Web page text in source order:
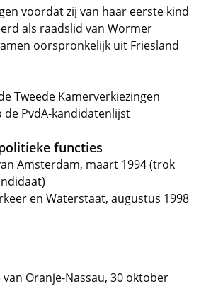
voordat zij van haar eerste kind
als raadslid van Wormer
oorspronkelijk uit Friesland
Tweede Kamerverkiezingen
PvdA-kandidatenlijst
functies
Amsterdam, maart 1994 (trok
en Waterstaat, augustus 1998
Oranje-Nassau, 30 oktober